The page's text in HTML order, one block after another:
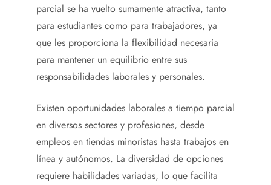
parcial se ha vuelto sumamente atractiva, tanto
para estudiantes como para trabajadores, ya
que les proporciona la flexibilidad necesaria
para mantener un equilibrio entre sus
responsabilidades laborales y personales.
Existen oportunidades laborales a tiempo parcial
en diversos sectores y profesiones, desde
empleos en tiendas minoristas hasta trabajos en
línea y autónomos. La diversidad de opciones
requiere habilidades variadas, lo que facilita